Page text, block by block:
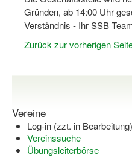
Übersicht
Qualifizierung im
Bezuschussung
Projekte
Gründen, ab 14:00 Uhr
Verständnis - Ihr SSB
Zurück zur vorherigen
Vereine
Log-in (zzt. in Bearbeitung)
Vereinssuche
Übungsleiterbörse